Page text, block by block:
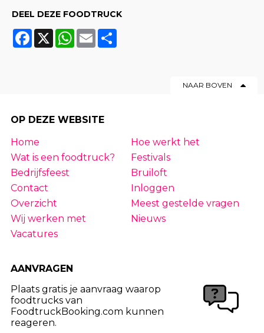
DEEL DEZE FOODTRUCK
Facebook
X WhatsApp
Email
NAAR BOVEN
OP DEZE WEBSITE
Home
Hoe werkt het
Wat is een foodtruck?
Festivals
Bedrijfsfeest
Bruiloft
Contact
Inloggen
Overzicht
Meest gestelde vragen
Wij werken met
Nieuws
Vacatures
AANVRAGEN
Plaats gratis je aanvraag waarop
foodtrucks van
FoodtruckBooking.com kunnen
reageren.